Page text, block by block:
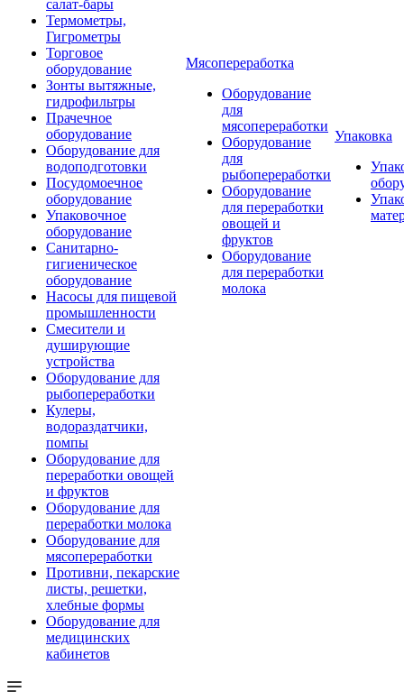
салат-бары
Термометры,
Гигрометры
Торговое
оборудование
Зонты вытяжные,
гидрофильтры
Прачечное
оборудование
Оборудование для
водоподготовки
Посудомоечное
оборудование
Упаковочное
оборудование
Санитарно-
гигиеническое
оборудование
Насосы для пищевой
промышленности
Смесители и
душирующие
устройства
Оборудование для
рыбопереработки
Кулеры,
водораздатчики,
помпы
Оборудование для
переработки овощей
и фруктов
Оборудование для
переработки молока
Оборудование для
мясопереработки
Противни, пекарские
листы, решетки,
хлебные формы
Оборудование для
медицинских
кабинетов
Мясопереработка
Оборудование
для
мясопереработки
Оборудование
для
рыбопереработки
Оборудование
для переработки
овощей и
фруктов
Оборудование
для переработки
молока
Упаковка